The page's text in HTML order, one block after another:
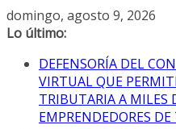
Saltar
al
domingo, agosto 9, 2026
Lo último:
DEFENSORÍA DEL
VIRTUAL QUE
TRIBUTARIA A MILES
EMPRENDEDORES